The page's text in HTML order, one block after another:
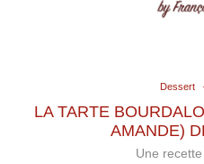
Dessert
LA TARTE
AMANDE)
Une